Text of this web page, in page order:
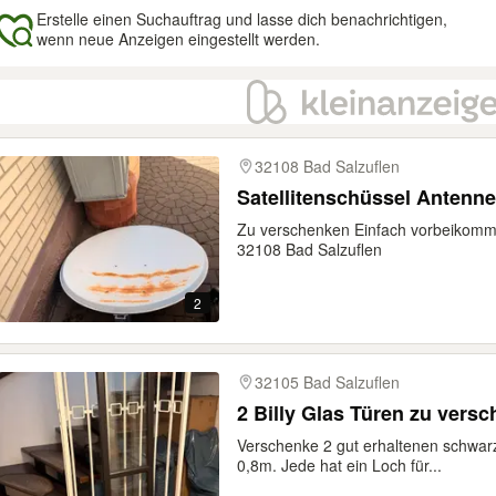
Erstelle einen Suchauftrag und lasse dich benachrichtigen,
wenn neue Anzeigen eingestellt werden.
2
32108 Bad Salzuflen
Satellitenschüssel
Zu verschenken Einfach
32108 Bad Salzuflen
32105 Bad Salzuflen
2 Billy Glas Türen zu
Verschenke 2 gut erhaltenen
0,8m. Jede hat ein Loch für...